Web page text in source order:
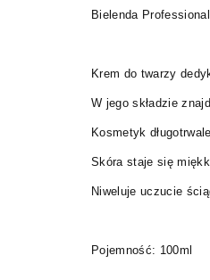
Bielenda
Krem do twarzy
W jego składzie
Kosmetyk
Skóra staje się
Niweluje uczucie
Pojemność: 100ml